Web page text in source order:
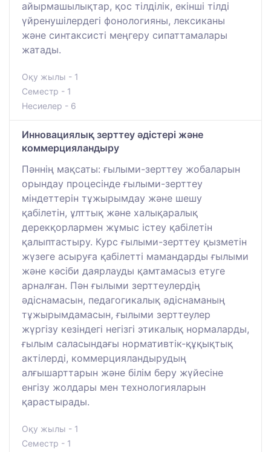
айырмашылықтар, қос тілділік, екінші тілді
үйренушілердегі фонологияны, лексиканы
және синтаксисті меңгеру сипаттамалары
жатады.
Оқу жылы - 1
Семестр - 1
Несиелер - 6
Инновациялық зерттеу әдістері және
коммерцияландыру
Пәннің мақсаты: ғылыми-зерттеу жобаларын
орындау процесінде ғылыми-зерттеу
міндеттерін тұжырымдау және шешу
қабілетін, ұлттық және халықаралық
дерекқорлармен жұмыс істеу қабілетін
қалыптастыру. Курс ғылыми-зерттеу қызметін
жүзеге асыруға қабілетті мамандарды ғылыми
және кәсіби даярлауды қамтамасыз етуге
арналған. Пән ғылыми зерттеулердің
әдіснамасын, педагогикалық әдіснаманың
тұжырымдамасын, ғылыми зерттеулер
жүргізу кезіндегі негізгі этикалық нормаларды,
ғылым саласындағы нормативтік-құқықтық
актілерді, коммерцияландырудың
алғышарттарын және білім беру жүйесіне
енгізу жолдары мен технологияларын
қарастырады.
Оқу жылы - 1
Семестр - 1